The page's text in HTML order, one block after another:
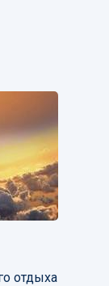
отдыха